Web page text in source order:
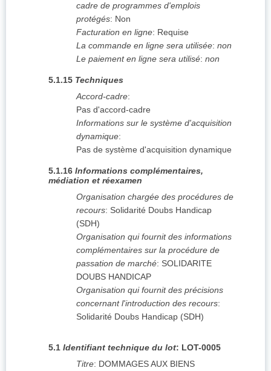
cadre de programmes d'emplois
protégés: Non
Facturation en ligne: Requise
La commande en ligne sera utilisée: non
Le paiement en ligne sera utilisé: non
5.1.15 Techniques
Accord-cadre:
Pas d'accord-cadre
Informations sur le système d'acquisition
dynamique:
Pas de système d'acquisition dynamique
5.1.16 Informations complémentaires,
médiation et réexamen
Organisation chargée des procédures de
recours: Solidarité Doubs Handicap
(SDH)
Organisation qui fournit des informations
complémentaires sur la procédure de
passation de marché: SOLIDARITE
DOUBS HANDICAP
Organisation qui fournit des précisions
concernant l'introduction des recours:
Solidarité Doubs Handicap (SDH)
5.1 Identifiant technique du lot: LOT-0005
Titre: DOMMAGES AUX BIENS